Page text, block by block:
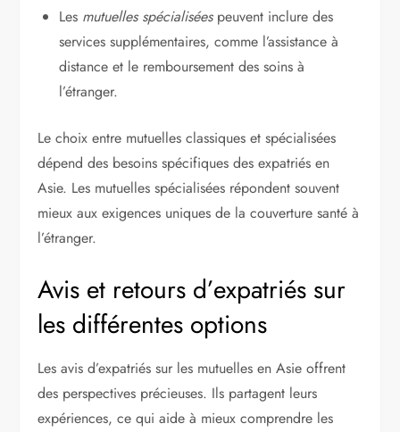
Les mutuelles spécialiséespeuvent inclure des
services supplémentaires, comme l’assistance à
distance et le remboursement des soins à
l’étranger.
Le choix entre mutuelles classiques et spécialisées
dépend des besoins spécifiques des expatriés en
Asie. Les mutuelles spécialisées répondent souvent
mieux aux exigences uniques de la couverture santé à
l’étranger.
Avis et retours d’expatriés sur
les différentes options
Les avis d’expatriés sur les mutuelles en Asie offrent
des perspectives précieuses. Ils partagent leurs
expériences, ce qui aide à mieux comprendre les